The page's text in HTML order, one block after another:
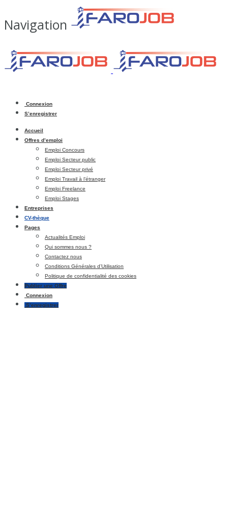
Navigation
Connexion
S’enregistrer
Accueil
Offres d’emploi
Emploi Concours
Emploi Secteur public
Emploi Secteur privé
Emploi Travail à l’étranger
Emploi Freelance
Emploi Stages
Entreprises
CV-thèque
Pages
Actualités Emploi
Qui sommes nous ?
Contactez nous
Conditions Générales d’Utilisation
Politique de confidentialité des cookies
Publier une Offre
Connexion
S’enregistrer